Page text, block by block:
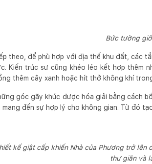
Bức tường
theo, để phù hợp với địa thế khu đất, các
Kiến trúc sư cũng khéo léo kết hợp thêm
thêm cây xanh hoặc hít thở không khí
góc gãy khúc được hóa giải bằng cách
mang đến sự hợp lý cho không gian. Từ đó
kế giật cấp khiến Nhà của Phương trở
thư giãn và